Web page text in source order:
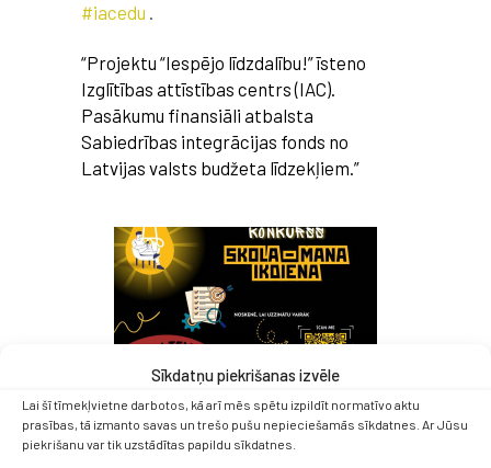
Sīkdatņu piekrišanas izvēle
Lai šī tīmekļvietne darbotos, kā arī mēs spētu izpildīt normatīvo aktu
prasības, tā izmanto savas un trešo pušu nepieciešamās sīkdatnes. Ar Jūsu
piekrišanu var tik uzstādītas papildu sīkdatnes.
#iacedu .
“Projektu “Iespējo līdzdalību!” īsteno
Izglītības attīstības centrs (IAC).
Pasākumu finansiāli atbalsta
Sabiedrības integrācijas fonds no
Latvijas valsts budžeta līdzekļiem.”